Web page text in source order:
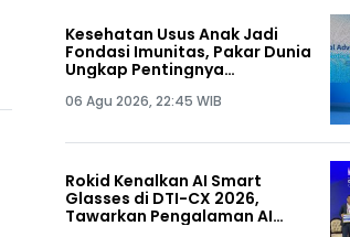
Kesehatan Usus Anak Jadi
Fondasi Imunitas, Pakar Dunia
Ungkap Pentingnya
Pertama Kehidupan
06 Agu 2026, 22:45 WIB
Rokid Kenalkan AI Smart
Glasses di DTI-CX 2026,
Tawarkan Pengalaman AI